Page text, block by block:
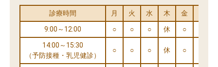
診療時間 月 火 水 木 金
9:00～12:00 ○ ○ ○ 休 ○
14:00～15:30
（予防接種・乳児健診）
○ ○ ○ 休 ○